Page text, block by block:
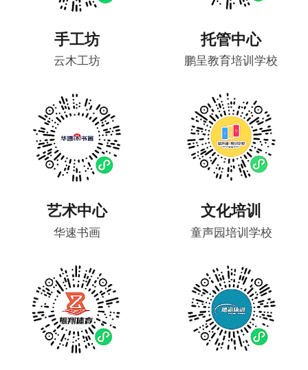
手工坊
云木工坊
托管中心
鹏呈教育培训学校
艺术中心
华速书画
文化培训
童声园培训学校